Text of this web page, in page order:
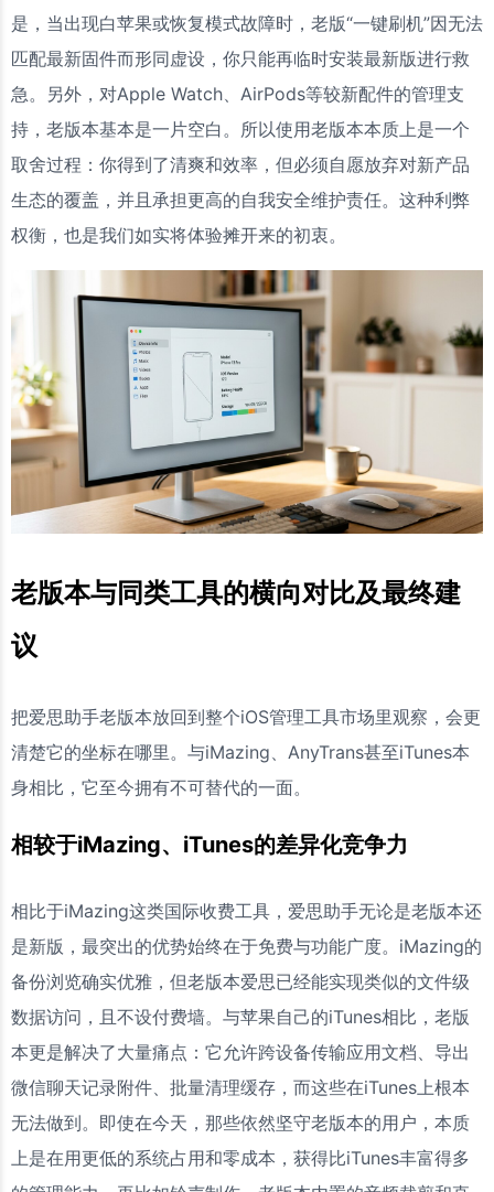
是，当出现白苹果或恢复模式故障时，老版“一键刷机”因无法
匹配最新固件而形同虚设，你只能再临时安装最新版进行救
急。另外，对Apple Watch、AirPods等较新配件的管理支
持，老版本基本是一片空白。所以使用老版本本质上是一个
取舍过程：你得到了清爽和效率，但必须自愿放弃对新产品
生态的覆盖，并且承担更高的自我安全维护责任。这种利弊
权衡，也是我们如实将体验摊开来的初衷。
老版本与同类工具的横向对比及最终建
议
把爱思助手老版本放回到整个iOS管理工具市场里观察，会更
清楚它的坐标在哪里。与iMazing、AnyTrans甚至iTunes本
身相比，它至今拥有不可替代的一面。
相较于iMazing、iTunes的差异化竞争力
相比于iMazing这类国际收费工具，爱思助手无论是老版本还
是新版，最突出的优势始终在于免费与功能广度。iMazing的
备份浏览确实优雅，但老版本爱思已经能实现类似的文件级
数据访问，且不设付费墙。与苹果自己的iTunes相比，老版
本更是解决了大量痛点：它允许跨设备传输应用文档、导出
微信聊天记录附件、批量清理缓存，而这些在iTunes上根本
无法做到。即使在今天，那些依然坚守老版本的用户，本质
上是在用更低的系统占用和零成本，获得比iTunes丰富得多